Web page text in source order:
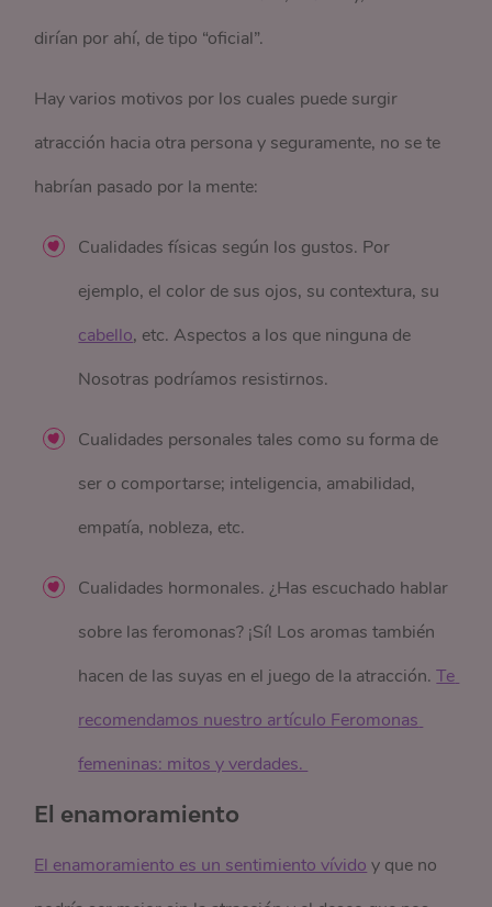
dirían por ahí, de tipo “oficial”.
Hay varios motivos por los cuales puede surgir
atracción hacia otra persona y seguramente, no se te
habrían pasado por la mente:
Cualidades físicas según los gustos. Por
ejemplo, el color de sus ojos, su contextura, su
cabello, etc. Aspectos a los que ninguna de
Nosotras podríamos resistirnos.
Cualidades personales tales como su forma de
ser o comportarse; inteligencia, amabilidad,
empatía, nobleza, etc.
Cualidades hormonales. ¿Has escuchado hablar
sobre las feromonas? ¡Sí! Los aromas también
hacen de las suyas en el juego de la atracción.Te
recomendamos nuestro artículo Feromonas
femeninas: mitos y verdades.
El enamoramiento
El enamoramiento es un sentimiento vívidoy que no